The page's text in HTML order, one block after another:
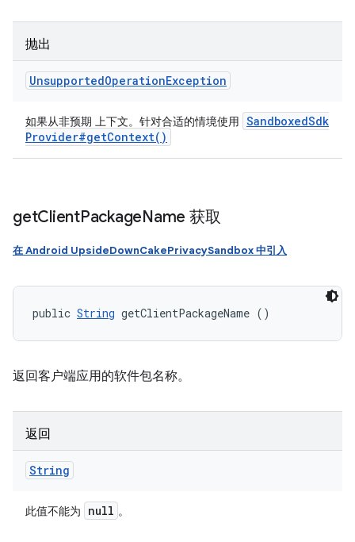
抛出
UnsupportedOperationException
如果从非预期 上下文。针对合适的情境使用 SandboxedSdk
Provider#getContext( )
getClientPackageName 获取
在 Android UpsideDownCakePrivacySandbox 中引入
public String getClientPackageName ()
返回客户端应用的软件包名称。
返回
String
此值不能为 null 。